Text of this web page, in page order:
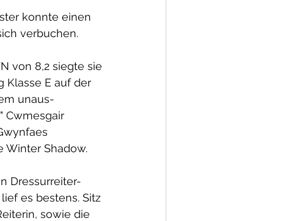
konnte einen
verbuchen.
von 8,2 siegte sie
Klasse E auf der
unaus-
Cwmesgair
Winter Shadow.
Dressurreiter-
es bestens. Sitz
sowie die